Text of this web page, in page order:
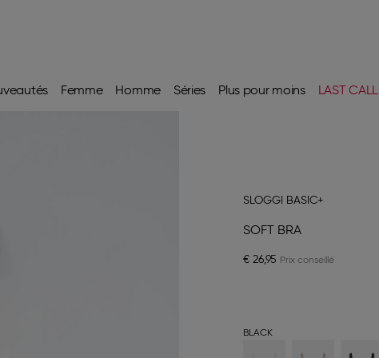
Femme Homme Séries Plus pour moins LAST CALL
SLOGGI BASIC+
SOFT BRA
€ 26,95
BLACK